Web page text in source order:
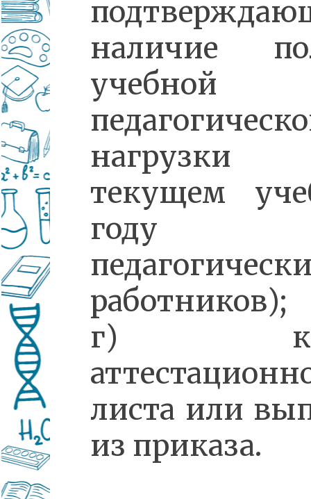
наличие
учебной
текущем
году
работников);
г)
листа или
из приказа.